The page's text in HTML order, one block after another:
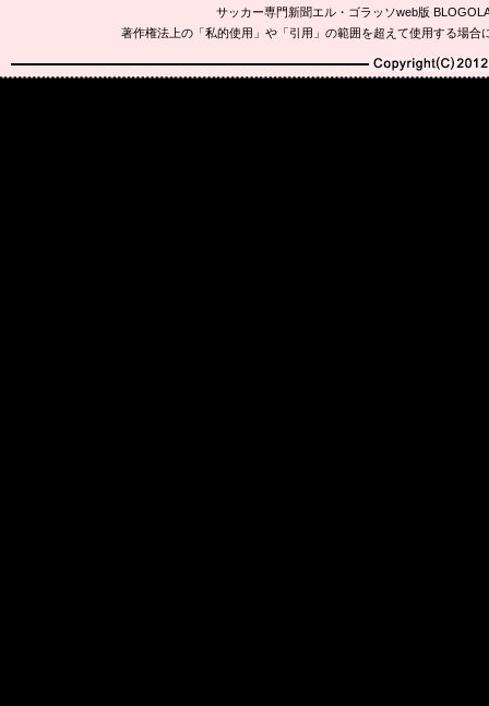
サッカー専門新聞エル・ゴラッソweb版
著作権法上の「私的使用」や「引用」の範囲を超えて使用する場
Copyright(C)2010-